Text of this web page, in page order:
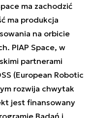
ma zachodzić
ma produkcja
na orbicie
PIAP Space, w
partnerami
(European Robotic
rozwija chwytak
jest finansowany
Badań i